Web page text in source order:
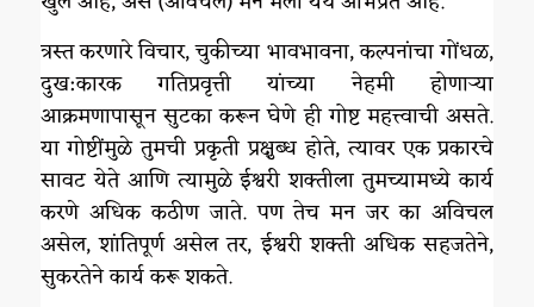
त्रस्त करणारे विचार, चुकीच्या भावभावना, कल्पनांचा गोंधळ,
दुख:कारक गतिप्रवृत्ती यांच्या नेहमी होणाऱ्या
आक्रमणापासून सुटका करून घेणे ही गोष्ट महत्त्वाची असते.
या गोष्टींमुळे तुमची प्रकृती प्रक्षुब्ध होते, त्यावर एक प्रकारचे
सावट येते आणि त्यामुळे ईश्वरी शक्तीला तुमच्यामध्ये कार्य
करणे अधिक कठीण जाते. पण तेच मन जर का अविचल
असेल, शांतिपूर्ण असेल तर, ईश्वरी शक्ती अधिक सहजतेने,
सुकरतेने कार्य करू शकते.